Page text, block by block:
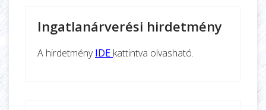
Ingatlanárverési hirdetmény
A hirdetményIDE kattintva olvasható.